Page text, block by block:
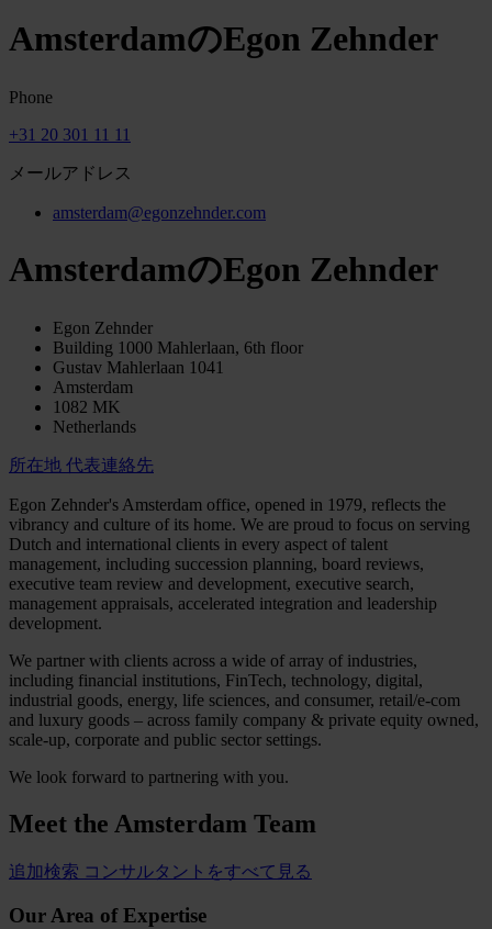
AmsterdamのEgon Zehnder
Phone
+31 20 301 11 11
メールアドレス
amsterdam@egonzehnder.com
AmsterdamのEgon Zehnder
Egon Zehnder
Building 1000 Mahlerlaan, 6th floor
Gustav Mahlerlaan 1041
Amsterdam
1082 MK
Netherlands
所在地 代表連絡先
Egon Zehnder's Amsterdam office, opened in 1979, reflects the
vibrancy and culture of its home. We are proud to focus on serving
Dutch and international clients in every aspect of talent
management, including succession planning, board reviews,
executive team review and development, executive search,
management appraisals, accelerated integration and leadership
development.
We partner with clients across a wide of array of industries,
including financial institutions, FinTech, technology, digital,
industrial goods, energy, life sciences, and consumer, retail/e-com
and luxury goods – across family company & private equity owned,
scale-up, corporate and public sector settings.
We look forward to partnering with you.
Meet the Amsterdam Team
追加検索 コンサルタントをすべて見る
Our Area of Expertise